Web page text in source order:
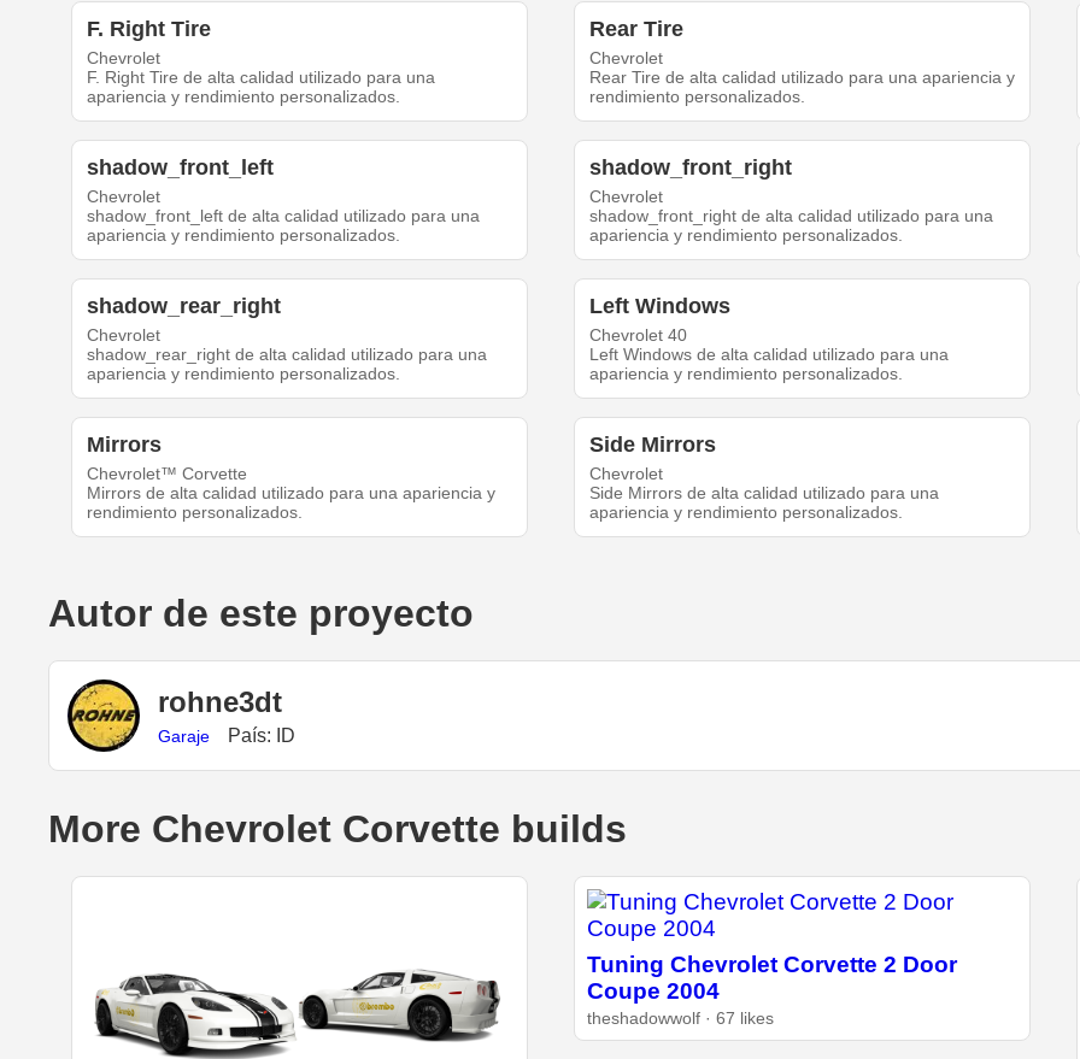
F. Right Tire
Chevrolet
F. Right Tire de alta calidad utilizado para una
apariencia y rendimiento personalizados.
Rear Tire
Chevrolet
Rear Tire de alta calidad utilizado para una apariencia y
rendimiento personalizados.
shadow_front_left
Chevrolet
shadow_front_left de alta calidad utilizado para una
apariencia y rendimiento personalizados.
shadow_front_right
Chevrolet
shadow_front_right de alta calidad utilizado para una
apariencia y rendimiento personalizados.
shadow_rear_right
Chevrolet
shadow_rear_right de alta calidad utilizado para una
apariencia y rendimiento personalizados.
Left Windows
Chevrolet 40
Left Windows de alta calidad utilizado para una
apariencia y rendimiento personalizados.
Mirrors
Chevrolet™ Corvette
Mirrors de alta calidad utilizado para una apariencia y
rendimiento personalizados.
Side Mirrors
Chevrolet
Side Mirrors de alta calidad utilizado para una
apariencia y rendimiento personalizados.
Autor de este proyecto
rohne3dt
Garaje País: ID
More Chevrolet Corvette builds
Tuning Chevrolet Corvette 2 Door
Coupe 2004
theshadowwolf · 67 likes